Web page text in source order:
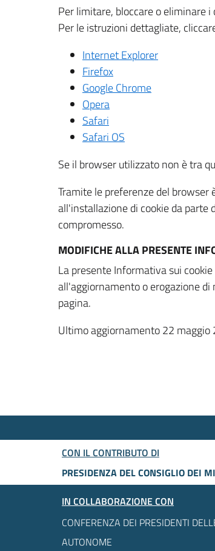
Per limitare, bloccare o eliminare
Per le istruzioni dettagliate,
Internet Explorer
Firefox
Google Chrome
Opera
Safari
Safari OS
Se il browser utilizzato non è tra
Tramite le preferenze del
all'installazione di cookie da parte
compromesso.
MODIFICHE ALLA PRESENTE
La presente Informativa sui
all'aggiornamento o erogazione
pagina.
Ultimo aggiornamento 22 maggio
CON IL CONTRIBUTO DI
PRESIDENZA DEL CONSIGLIO DEI
IN COLLABORAZIONE CON
CONFERENZA DEI PRESIDENTI
AUTONOME